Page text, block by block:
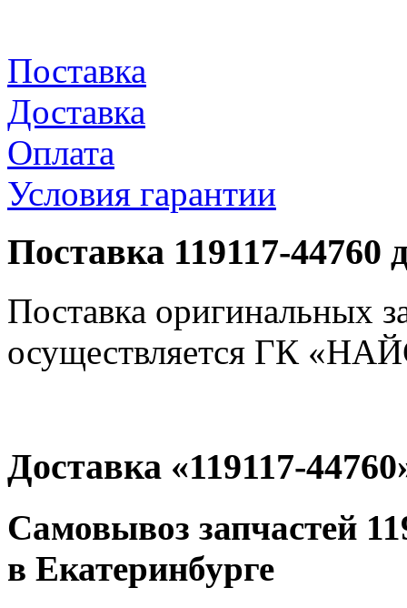
Поставка
Доставка
Оплата
Условия гарантии
Поставка 119117-44760
Поставка оригинальных
осуществляется ГК
Доставка «119117-
Самовывоз запчастей
в Екатеринбурге